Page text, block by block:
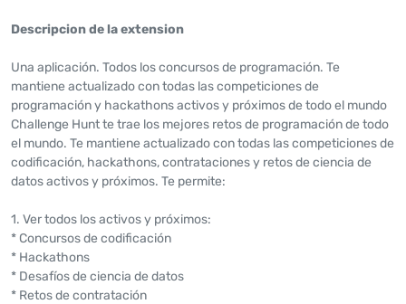
Descripcion de la extension
Una aplicación. Todos los concursos de programación. Te
mantiene actualizado con todas las competiciones de
programación y hackathons activos y próximos de todo el mundo
Challenge Hunt te trae los mejores retos de programación de todo
el mundo. Te mantiene actualizado con todas las competiciones de
codificación, hackathons, contrataciones y retos de ciencia de
datos activos y próximos. Te permite:
1. Ver todos los activos y próximos:
* Concursos de codificación
* Hackathons
* Desafíos de ciencia de datos
* Retos de contratación